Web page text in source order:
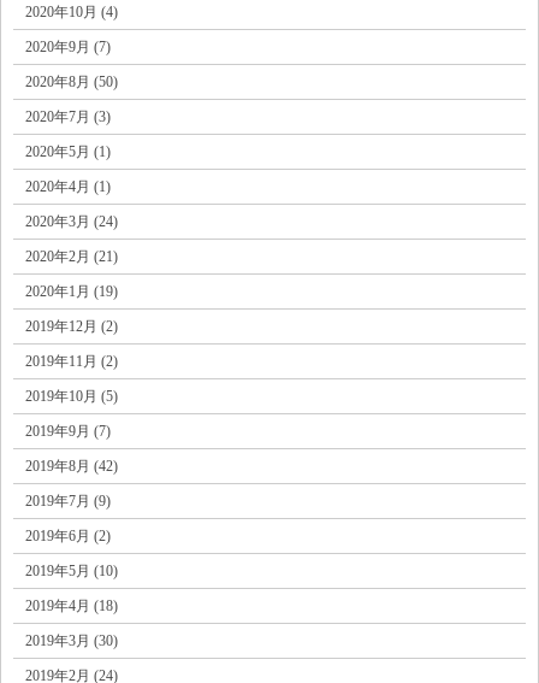
2020年10月 (4)
2020年9月 (7)
2020年8月 (50)
2020年7月 (3)
2020年5月 (1)
2020年4月 (1)
2020年3月 (24)
2020年2月 (21)
2020年1月 (19)
2019年12月 (2)
2019年11月 (2)
2019年10月 (5)
2019年9月 (7)
2019年8月 (42)
2019年7月 (9)
2019年6月 (2)
2019年5月 (10)
2019年4月 (18)
2019年3月 (30)
2019年2月 (24)